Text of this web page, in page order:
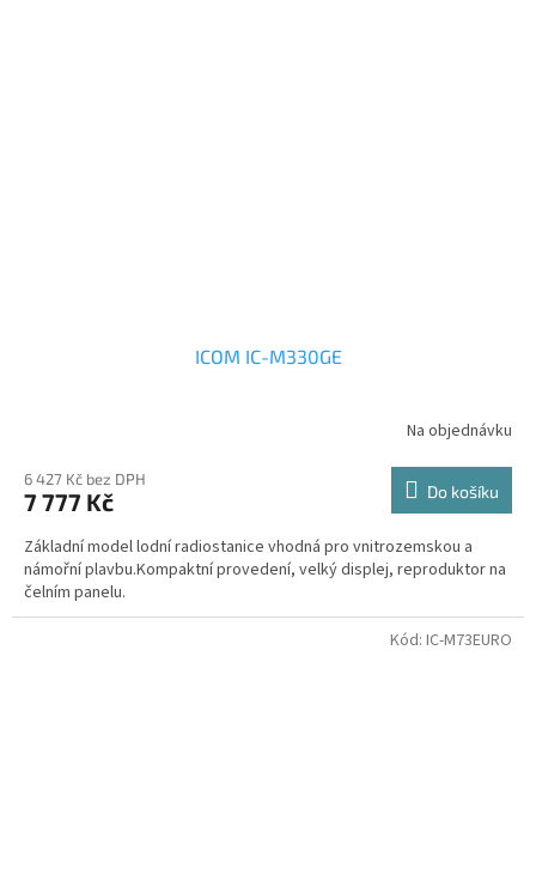
ICOM IC-M330GE
Na objednávku
6 427 Kč bez DPH
7 777 Kč Do košíku
Základní model lodní radiostanice vhodná pro vnitrozemskou a
námořní plavbu.Kompaktní provedení, velký displej, reproduktor na
čelním panelu.
Kód: IC-M73EURO